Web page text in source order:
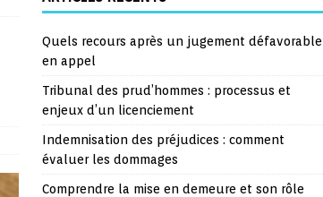
Quels recours après un jugement défavorable
en appel
Tribunal des prud’hommes : processus et
enjeux d’un licenciement
Indemnisation des préjudices : comment
évaluer les dommages
Comprendre la mise en demeure et son rôle